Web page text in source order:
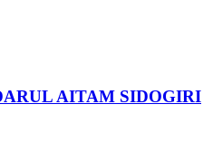
AITAM SIDOGIRI